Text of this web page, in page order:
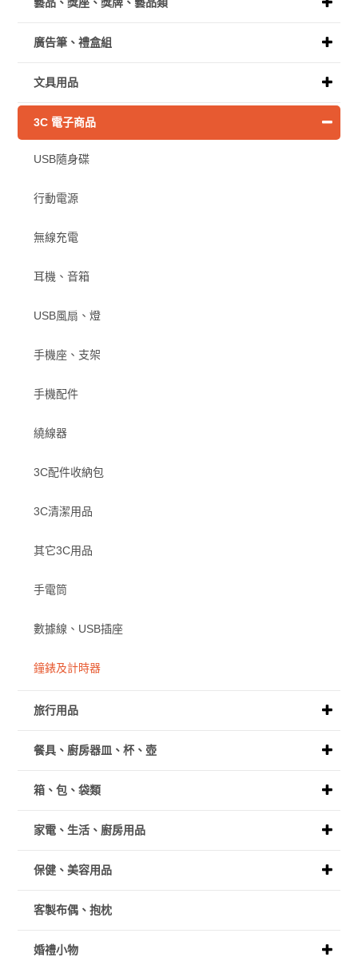
廣告筆、禮盒組
文具用品
3C 電子商品
USB隨身碟
行動電源
無線充電
耳機、音箱
USB風扇、燈
手機座、支架
手機配件
繞線器
3C配件收納包
3C清潔用品
其它3C用品
手電筒
數據線、USB插座
鐘錶及計時器
旅行用品
餐具、廚房器皿、杯、壺
箱、包、袋類
家電、生活、廚房用品
保健、美容用品
客製布偶、抱枕
婚禮小物